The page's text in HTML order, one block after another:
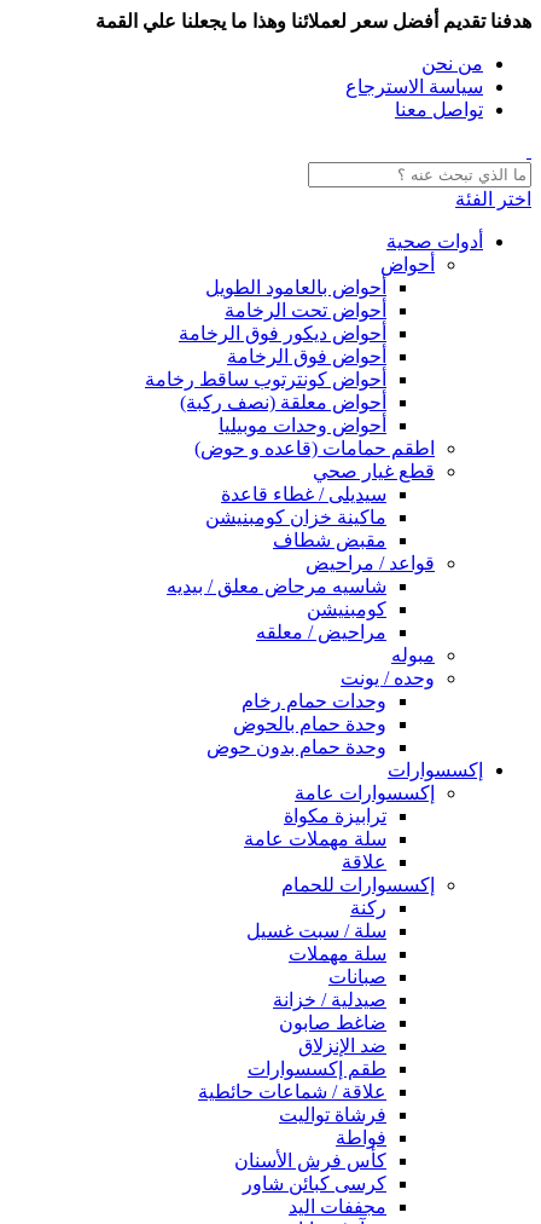
هدفنا تقديم أفضل سعر لعملائنا وهذا ما يجعلنا علي القمة
من نحن
سياسة الاسترجاع
تواصل معنا
اختر الفئة
أدوات صحية
أحواض
أحواض بالعامود الطويل
أحواض تحت الرخامة
أحواض ديكور فوق الرخامة
أحواض فوق الرخامة
أحواض كونترتوب ساقط رخامة
أحواض معلقة (نصف ركبة)
أحواض وحدات موبيليا
اطقم حمامات (قاعده و حوض)
قطع غيار صحي
سيديلى / غطاء قاعدة
ماكينة خزان كومبنيشن
مقبض شطاف
قواعد / مراحيض
شاسيه مرحاض معلق / بيديه
كومبنيشن
مراحيض / معلقه
مبوله
وحده / يونت
وحدات حمام رخام
وحدة حمام بالحوض
وحدة حمام بدون حوض
إكسسوارات
إكسسوارات عامة
ترابيزة مكواة
سلة مهملات عامة
علاقة
إكسسوارات للحمام
ركنة
سلة / سبت غسيل
سلة مهملات
صبانات
صيدلية / خزانة
ضاغط صابون
ضد الإنزلاق
طقم إكسسوارات
علاقة / شماعات حائطية
فرشاة تواليت
فواطة
كأس فرش الأسنان
كرسى كبائن شاور
مجففات اليد